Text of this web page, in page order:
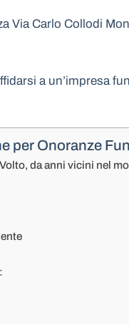
Via Carlo Collodi
a un’impresa
per Onoranze
da anni vicini nel